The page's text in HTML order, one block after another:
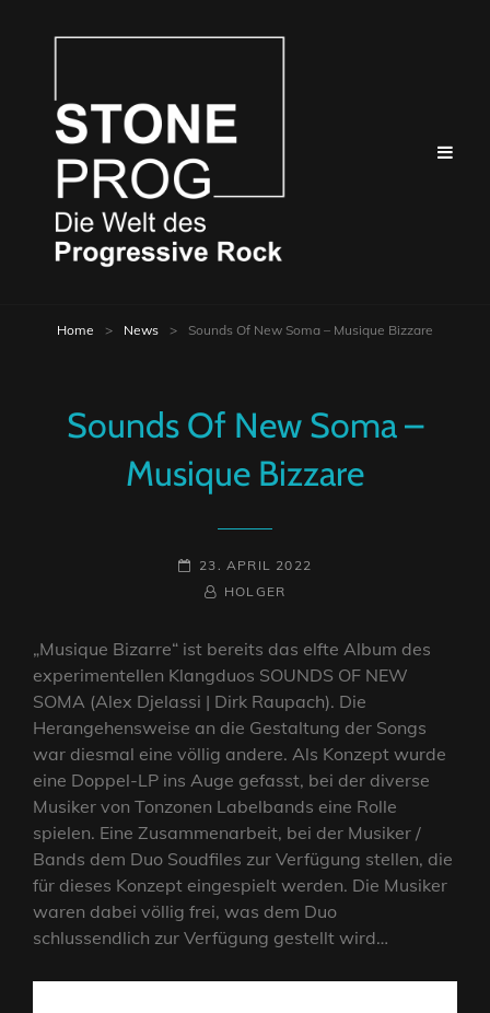
Home > News > Sounds Of New Soma – Musique Bizzare
Sounds Of New Soma –
Musique Bizzare
POSTED-
23. APRIL 2022
BY
BYLINEHOLGER
„Musique Bizarre“ ist bereits das elfte Album des
experimentellen Klangduos SOUNDS OF NEW
SOMA (Alex Djelassi | Dirk Raupach). Die
Herangehensweise an die Gestaltung der Songs
war diesmal eine völlig andere. Als Konzept wurde
eine Doppel-LP ins Auge gefasst, bei der diverse
Musiker von Tonzonen Labelbands eine Rolle
spielen. Eine Zusammenarbeit, bei der Musiker /
Bands dem Duo Soudfiles zur Verfügung stellen, die
für dieses Konzept eingespielt werden. Die Musiker
waren dabei völlig frei, was dem Duo
schlussendlich zur Verfügung gestellt wird…